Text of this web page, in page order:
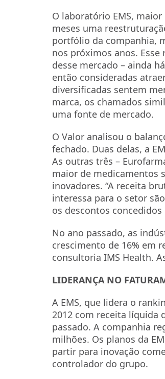
O laboratório EMS,
meses uma
portfólio da companhia,
nos próximos anos.
desse mercado – ainda
então consideradas
diversificadas sentem
marca, os chamados
uma fonte de mercado.
O Valor analisou o
fechado. Duas delas, a
As outras três –
maior de medicamentos
inovadores. “A receita
interessa para o setor
os descontos
No ano passado, as
crescimento de 16% em
consultoria IMS Health.
LIDERANÇA NO
A EMS, que lidera o
2012 com receita líquida
passado. A companhia
milhões. Os planos da
partir para inovação
controlador do grupo.